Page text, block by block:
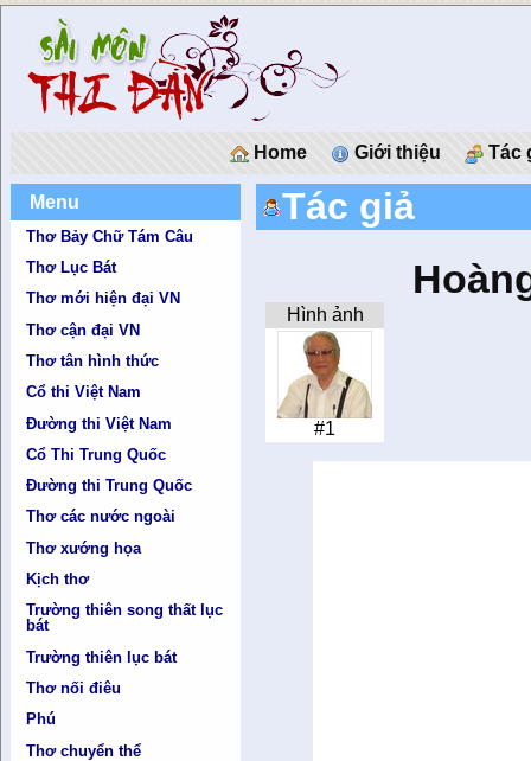
Home Giới thiệu Tác
Menu
Thơ Bảy Chữ Tám Câu
Thơ Lục Bát
Thơ mới hiện đại VN
Thơ cận đại VN
Thơ tân hình thức
Cổ thi Việt Nam
Đường thi Việt Nam
Cổ Thi Trung Quốc
Đường thi Trung Quốc
Thơ các nước ngoài
Thơ xướng họa
Kịch thơ
Trường thiên song thất lục
bát
Trường thiên lục bát
Thơ nối điêu
Phú
Thơ chuyển thể
Tác giả
Hình ảnh
#1